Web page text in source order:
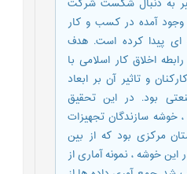
به دنبال شکست شرکت
آمده در کسب و کار
پیدا کرده است. هدف
اخلاق کار اسلامی با
و تاثیر آن بر ابعاد
بود. در این تحقیق
خوشه سازندگان تجهیزات
مرکزی بود که از بین
خوشه ، نمونه آماری از